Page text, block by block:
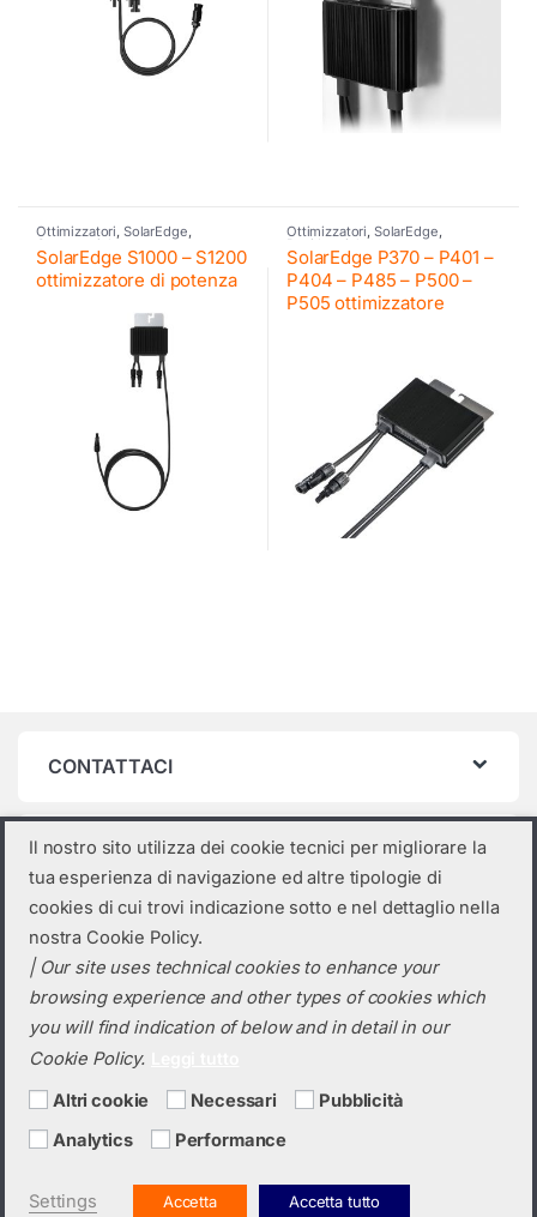
Ottimizzatori SolarEdge
Commerciale
SolarEdge S1000 – S1200
ottimizzatore di potenza
Ottimizzatori SolarEdge
Residenziale
SolarEdge P370 – P401 –
P404 – P485 – P500 –
P505 ottimizzatore
CONTATTACI
INFO UTILI
ORARI
Categorie prodotto
Seleziona una categoria
Il nostro sito utilizza dei cookie tecnici per migliorare la
tua esperienza di navigazione ed altre tipologie di
cookies di cui trovi indicazione sotto e nel dettaglio nella
nostra Cookie Policy.
| Our site uses technical cookies to enhance your
browsing experience and other types of cookies which
you will find indication of below and in detail in our
Cookie Policy.
Altri cookie Necessari
Pubblicità
Analytics
Performance
Settings Accetta Accetta tutto